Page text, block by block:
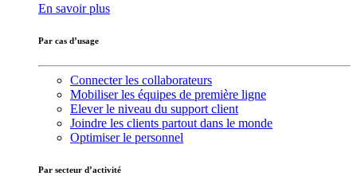
En savoir plus
Par cas d’usage
Connecter les collaborateurs
Mobiliser les équipes de première ligne
Elever le niveau du support client
Joindre les clients partout dans le monde
Optimiser le personnel
Par secteur d’activité